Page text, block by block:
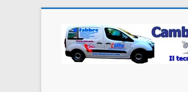
contenutoCambio
Serratura